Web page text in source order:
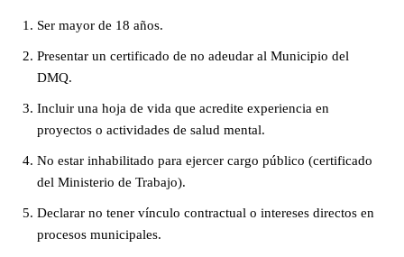
Ser mayor de 18 años.
Presentar un certificado de no adeudar al Municipio del
DMQ.
Incluir una hoja de vida que acredite experiencia en
proyectos o actividades de salud mental.
No estar inhabilitado para ejercer cargo público (certificado
del Ministerio de Trabajo).
Declarar no tener vínculo contractual o intereses directos en
procesos municipales.